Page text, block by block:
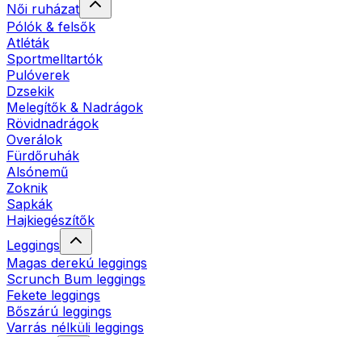
Női ruházat
Pólók & felsők
Atléták
Sportmelltartók
Pulóverek
Dzsekik
Melegítők & Nadrágok
Rövidnadrágok
Overálok
Fürdőruhák
Alsónemű
Zoknik
Sapkák
Hajkiegészítők
Leggings
Magas derekú leggings
Scrunch Bum leggings
Fekete leggings
Bőszárú leggings
Varrás nélküli leggings